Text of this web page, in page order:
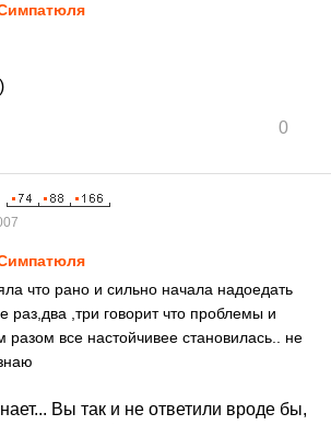
0
что рано и сильно начала надоедать
раз,два ,три говорит что проблемы и
разом все настойчивее становилась.. не
Вы так и не ответили вроде бы,